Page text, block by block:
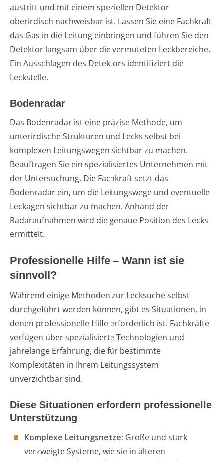
austritt und mit einem speziellen Detektor
oberirdisch nachweisbar ist. Lassen Sie eine Fachkraft
das Gas in die Leitung einbringen und führen Sie den
Detektor langsam über die vermuteten Leckbereiche.
Ein Ausschlagen des Detektors identifiziert die
Leckstelle.
Bodenradar
Das Bodenradar ist eine präzise Methode, um
unterirdische Strukturen und Lecks selbst bei
komplexen Leitungswegen sichtbar zu machen.
Beauftragen Sie ein spezialisiertes Unternehmen mit
der Untersuchung. Die Fachkraft setzt das
Bodenradar ein, um die Leitungswege und eventuelle
Leckagen sichtbar zu machen. Anhand der
Radaraufnahmen wird die genaue Position des Lecks
ermittelt.
Professionelle Hilfe – Wann ist sie
sinnvoll?
Während einige Methoden zur Lecksuche selbst
durchgeführt werden können, gibt es Situationen, in
denen professionelle Hilfe erforderlich ist. Fachkräfte
verfügen über spezialisierte Technologien und
jahrelange Erfahrung, die für bestimmte
Komplexitäten in Ihrem Leitungssystem
unverzichtbar sind.
Diese Situationen erfordern professionelle
Unterstützung
Komplexe Leitungsnetze: Große und stark
verzweigte Systeme, wie sie in älteren